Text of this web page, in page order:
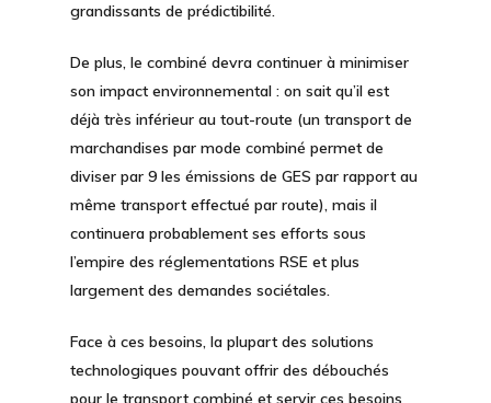
grandissants de prédictibilité.
De plus, le combiné devra continuer à minimiser
son impact environnemental : on sait qu’il est
déjà très inférieur au tout-route (un transport de
marchandises par mode combiné permet de
diviser par 9 les émissions de GES par rapport au
même transport effectué par route), mais il
continuera probablement ses efforts sous
l’empire des réglementations RSE et plus
largement des demandes sociétales.
Face à ces besoins, la plupart des solutions
technologiques pouvant offrir des débouchés
pour le transport combiné et servir ces besoins